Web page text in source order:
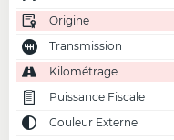
Origine
Transmission
Kilométrage
Puissance Fiscale
Couleur Externe